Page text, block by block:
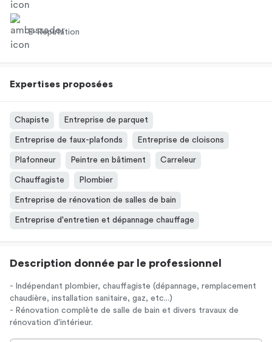
E-Réputation
Expertises proposées
Chapiste Entreprise de parquet
Entreprise de faux-plafonds Entreprise de cloisons
Plafonneur Peintre en bâtiment Carreleur
Chauffagiste Plombier
Entreprise de rénovation de salles de bain
Entreprise d'entretien et dépannage chauffage
Description donnée par le professionnel
- Indépendant plombier, chauffagiste (dépannage, remplacement
chaudière, installation sanitaire, gaz, etc...)
- Rénovation complète de salle de bain et divers travaux de
rénovation d'intérieur.